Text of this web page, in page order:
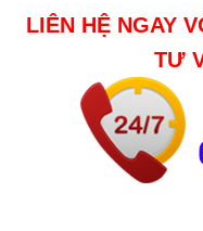
LIÊN HỆ NGAY
TƯ